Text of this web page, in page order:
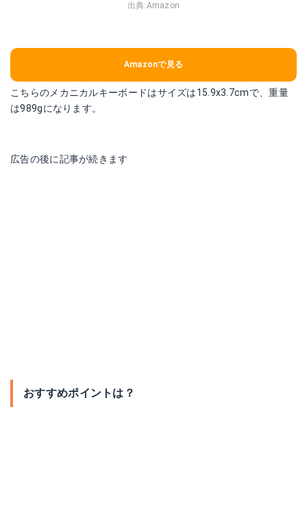
出典:Amazon
Amazonで見る
こちらのメカニカルキーボードはサイズは15.9x3.7cmで、重量
は989gになります。
広告の後に記事が続きます
おすすめポイントは？